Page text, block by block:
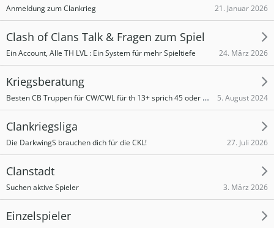
Anmeldung zum Clankrieg 21. Januar 2026
Clash of Clans Talk & Fragen zum Spiel
Ein Account, Alle TH LVL : Ein System für mehr Spieltiefe 24. März 2026
Kriegsberatung
Besten CB Truppen für CW/CWL für th 13+ sprich 45 oder mehr Platz. 5. August 2024
Clankriegsliga
Die DarkwingS brauchen dich für die CKL! 27. Juli 2026
Clanstadt
Suchen aktive Spieler 3. März 2026
Einzelspieler